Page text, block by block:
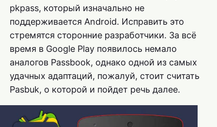
pkpass, который изначально не
поддерживается Android. Исправить это
стремятся сторонние разработчики. За всё
время в Google Play появилось немало
аналогов Passbook, однако одной из самых
удачных адаптаций, пожалуй, стоит считать
Pasbuk, о которой и пойдет речь далее.